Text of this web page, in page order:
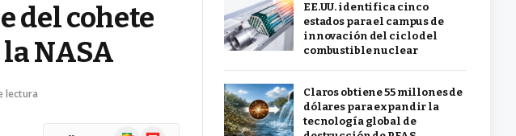
del cohete
NASA
lectura
EE.UU. identifica cinco
estados para el campus de
innovación del ciclo del
combustible nuclear
Claros obtiene 55 millones de
dólares para expandir la
tecnología global de